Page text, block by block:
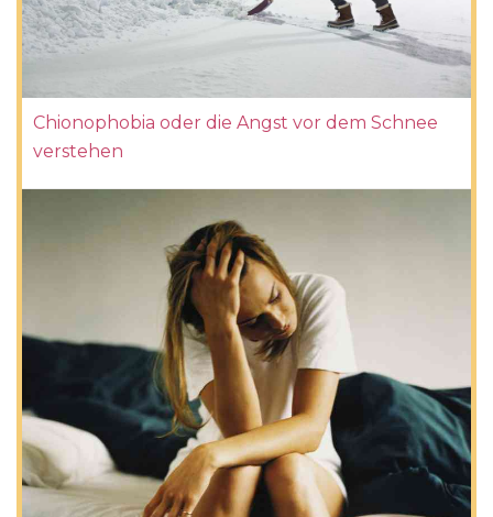
Chionophobia oder die Angst vor dem Schnee
verstehen